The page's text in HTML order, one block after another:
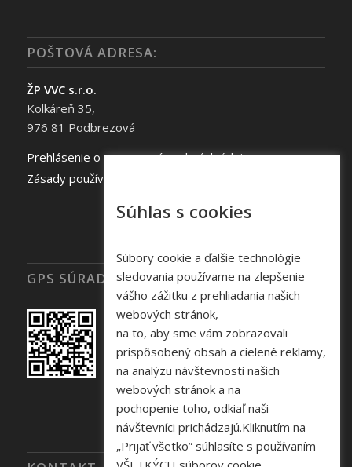
POŠTOVÁ ADRESA:
ŽP VVC s.r.o.
Kolkáreň 35,
976 81 Podbrezová
Prehlásenie o spracovaní osobných údajov
Zásady používania súborov cookie
GPS SÚRADNICE
Súhlas s cookies
Súbory cookie a ďalšie technológie
sledovania používame na zlepšenie
vášho zážitku z prehliadania našich
webových stránok,
na to, aby sme vám zobrazovali
prispôsobený obsah a cielené reklamy,
na analýzu návštevnosti našich
webových stránok a na
pochopenie toho, odkiaľ naši
návštevníci prichádzajú.Kliknutím na
„Prijať všetko” súhlasíte s používaním